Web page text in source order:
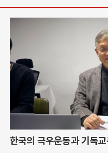
한국의 극우운동과 기독